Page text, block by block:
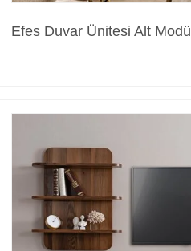
Efes Duvar Ünitesi Alt Modül